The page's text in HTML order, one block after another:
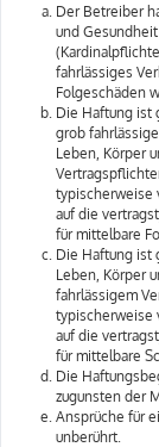
Der Betreiber
und
fahrlässiges
Folgeschäden
Die Haftung ist
grob
Leben, Körper
typischerweise
auf die
für mittelbare
Die Haftung ist
Leben, Körper
fahrlässigem
typischerweise
auf die
für mittelbare
Die
zugunsten der
Ansprüche für
unberührt.